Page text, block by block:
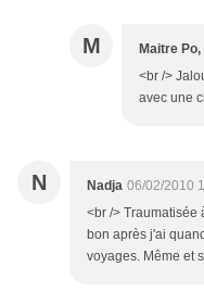
M Maitre
<br />
avec une
N Nadja 06/02/2010
<br /> Traumatisée
bon après j'ai
voyages. Même et